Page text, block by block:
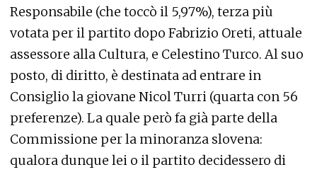
Responsabile (che toccò il 5,97%), terza più
votata per il partito dopo Fabrizio Oreti, attuale
assessore alla Cultura, e Celestino Turco. Al suo
posto, di diritto, è destinata ad entrare in
Consiglio la giovane Nicol Turri (quarta con 56
preferenze). La quale però fa già parte della
Commissione per la minoranza slovena:
qualora dunque lei o il partito decidessero di